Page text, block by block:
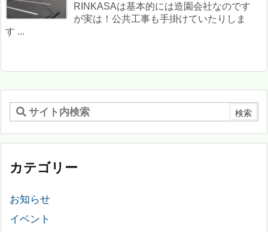
RINKASAは基本的には造園会社なのです
が実は！公共工事も手掛けていたりしま
す ...
カテゴリー
お知らせ
イベント